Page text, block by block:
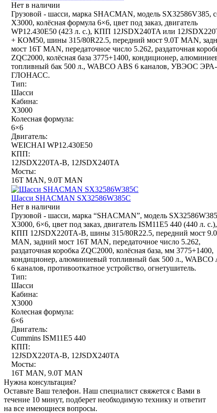
Нет в наличии
Грузовой - шасси, марка SHACMAN, модель SX32586V385,
X3000, колёсная формула 6×6, цвет под заказ, двигатель
WP12.430E50 (423 л. с.), КПП 12JSDX240TA или
+ КОМ50, шины 315/80R22.5, передний мост 9.0T MAN,
мост 16T MAN, передаточное число 5.262, раздаточная
ZQC2000, колёсная база 3775+1400, кондиционер,
топливный бак 500 л., WABCO ABS 6 каналов, УВЭОС ЭРА-
ГЛОНАСС.
Тип:
Шасси
Кабина:
X3000
Колесная формула:
6×6
Двигатель:
WEICHAI WP12.430E50
КПП:
12JSDX220TA-B, 12JSDX240TA
Мосты:
16T MAN, 9.0T MAN
Шасси SHACMAN SX32586W385С
Нет в наличии
Грузовой - шасси, марка “SHACMAN”, модель
X3000, 6×6, цвет под заказ, двигатель ISM11E5 440 (440 л. с.),
КПП 12JSDX220TA-B, шины 315/80R22.5, передний мост
MAN, задний мост 16T MAN, передаточное число 5.262,
раздаточная коробка ZQC2000, колёсная база, мм 3775+1400,
кондиционер, алюминиевый топливный бак 500 л., WABCO
6 каналов, противооткатное устройство, огнетушитель.
Тип:
Шасси
Кабина:
X3000
Колесная формула:
6×6
Двигатель:
Cummins ISM11E5 440
КПП:
12JSDX220TA-B, 12JSDX240TA
Мосты:
16T MAN, 9.0T MAN
Нужна консультация?
Оставьте Ваш телефон. Наш специалист свяжется с Вами в
течение 10 минут, подберет необходимую технику и ответит
на все имеющиеся вопросы.